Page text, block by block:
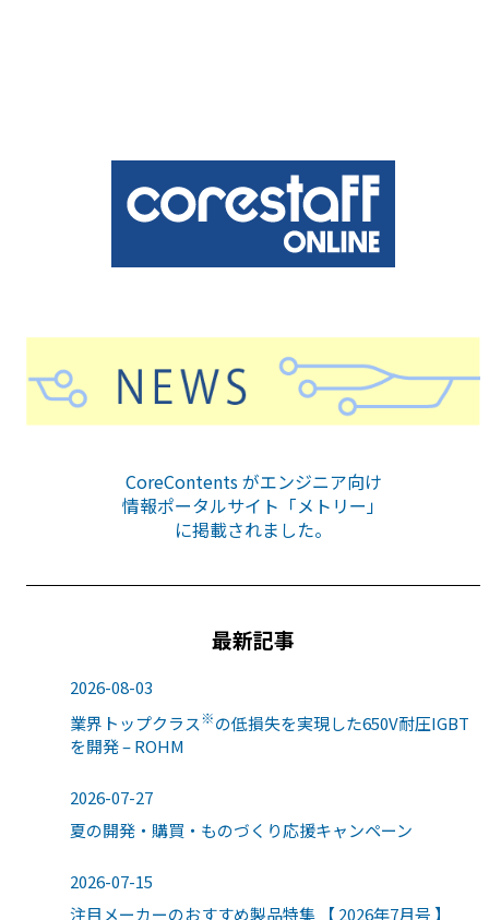
CoreContents がエンジニア向け
情報ポータルサイト「メトリー」
に掲載されました。
最新記事
2026-08-03
業界トップクラス※の低損失を実現した650V耐圧IGBT
を開発 – ROHM
2026-07-27
夏の開発・購買・ものづくり応援キャンペーン
2026-07-15
注目メーカーのおすすめ製品特集 【 2026年7月号 】